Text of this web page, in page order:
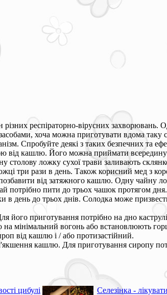
різних респіраторно-вірусних
хоча можна приготувати вдома
Спробуйте деякі з таких безпечних та
від кашлю. Його можна приймати всередину
столову ложку сухої трави заливають
три рази в день. Також корисний мед з
від затяжного кашлю. Одну чайну
потрібно пити до трьох чашок протягом
день до трьох днів. Солодка може
його приготування потрібно на дно
мінімальний вогонь або встановлюють
від кашлю і / або протизастійний.
кашлю. Для приготування сиропу
цибулі Селезінка -